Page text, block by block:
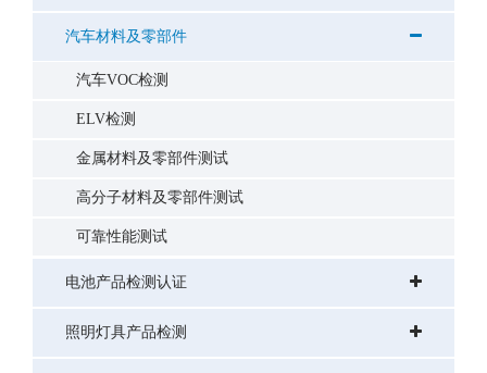
汽车材料及零部件
汽车VOC检测
ELV检测
金属材料及零部件测试
高分子材料及零部件测试
可靠性能测试
电池产品检测认证
照明灯具产品检测